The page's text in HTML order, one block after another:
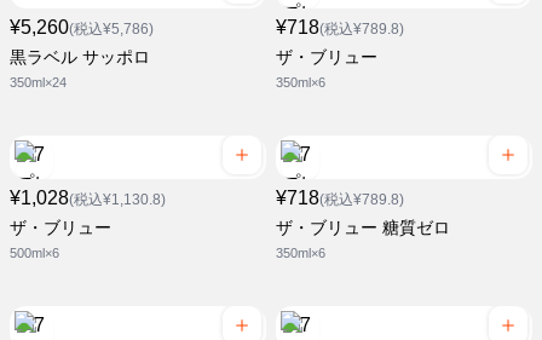
¥5,260(税込¥5,786)
黒ラベル サッポロ
350ml×24
¥718(税込¥789.8)
ザ・ブリュー
350ml×6
¥1,028(税込¥1,130.8)
ザ・ブリュー
500ml×6
¥718(税込¥789.8)
ザ・ブリュー 糖質ゼロ
350ml×6